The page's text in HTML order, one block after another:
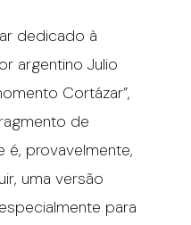
dedicado à
argentino Julio
Cortázar”,
de
é, provavelmente,
uma versão
para